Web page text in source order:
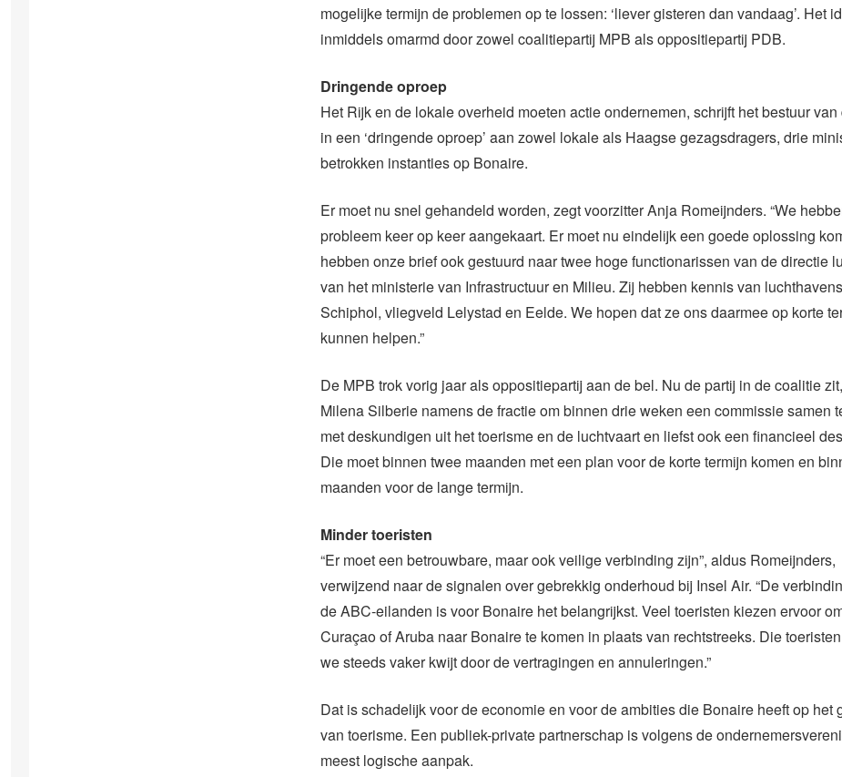
mogelijke termijn de problemen op te lossen: ‘liever gisteren dan vandaag’. Het
inmiddels omarmd door zowel coalitiepartij MPB als oppositiepartij PDB.
Dringende oproep
Het Rijk en de lokale overheid moeten actie ondernemen, schrijft het bestuur van
in een ‘dringende oproep’ aan zowel lokale als Haagse gezagsdragers, drie
betrokken instanties op Bonaire.
Er moet nu snel gehandeld worden, zegt voorzitter Anja Romeijnders. “We
probleem keer op keer aangekaart. Er moet nu eindelijk een goede oplossing
hebben onze brief ook gestuurd naar twee hoge functionarissen van de directie
van het ministerie van Infrastructuur en Milieu. Zij hebben kennis van
Schiphol, vliegveld Lelystad en Eelde. We hopen dat ze ons daarmee op korte
kunnen helpen.”
De MPB trok vorig jaar als oppositiepartij aan de bel. Nu de partij in de coalitie
Milena Silberie namens de fractie om binnen drie weken een commissie samen
met deskundigen uit het toerisme en de luchtvaart en liefst ook een financieel
Die moet binnen twee maanden met een plan voor de korte termijn komen en
maanden voor de lange termijn.
Minder toeristen
“Er moet een betrouwbare, maar ook veilige verbinding zijn”, aldus Romeijnders,
verwijzend naar de signalen over gebrekkig onderhoud bij Insel Air. “De
de ABC-eilanden is voor Bonaire het belangrijkst. Veel toeristen kiezen ervoor
Curaçao of Aruba naar Bonaire te komen in plaats van rechtstreeks. Die
we steeds vaker kwijt door de vertragingen en annuleringen.”
Dat is schadelijk voor de economie en voor de ambities die Bonaire heeft op het
van toerisme. Een publiek-private partnerschap is volgens de
meest logische aanpak.